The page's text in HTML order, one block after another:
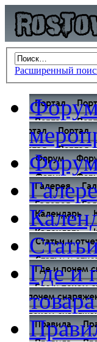
Расширенный
Где и